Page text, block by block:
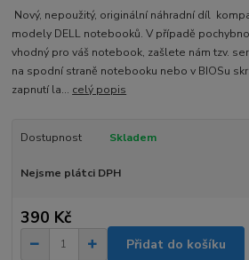
Nový, nepoužitý, originální náhradní díl
modely DELL notebooků. V případě
vhodný pro váš notebook, zašlete nám tzv.
na spodní straně notebooku nebo v BIOSu
zapnutí la... celý popis
Dostupnost Skladem
Nejsme plátci DPH
390 Kč
Přidat do košíku